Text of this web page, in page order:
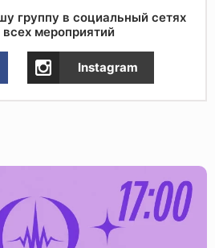
группу в социальный сетях
мероприятий
Instagram